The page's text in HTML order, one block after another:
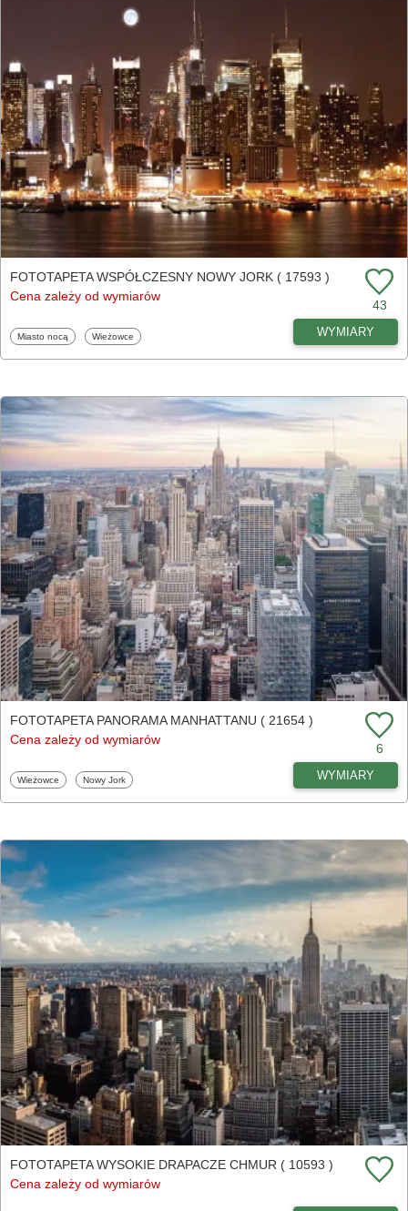
FOTOTAPETA WSPÓŁCZESNY NOWY JORK ( 17593 )
Cena zależy od wymiarów
43
Fototapety
Miasto nocą Fototapety
Wieżowce WYMIARY
FOTOTAPETA PANORAMA MANHATTANU ( 21654 )
Cena zależy od wymiarów
6
Fototapety
Wieżowce Fototapety
Nowy Jork WYMIARY
FOTOTAPETA WYSOKIE DRAPACZE CHMUR ( 10593 )
Cena zależy od wymiarów